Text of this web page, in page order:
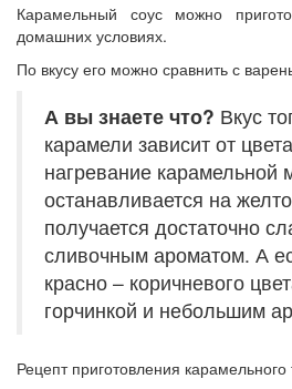
Карамельный соус можно
домашних условиях.
По вкусу его можно сравнить с
А вы знаете что? Вкус
карамели зависит от
нагревание карамельной
останавливается на
получается достаточно
сливочным ароматом. А
красно – коричневого
горчинкой и небольшим
Рецепт приготовления карамельного